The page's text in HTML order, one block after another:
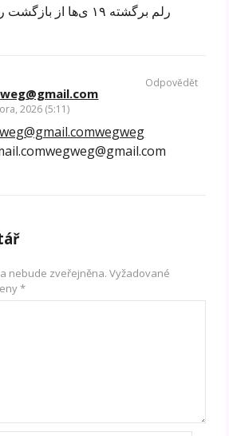
رلم برگشته ۱۹ ی‌ها از بازگشت رابطه
2026 (5:11)
Odpovědět
nebude zveřejněna. Vyžadované
*